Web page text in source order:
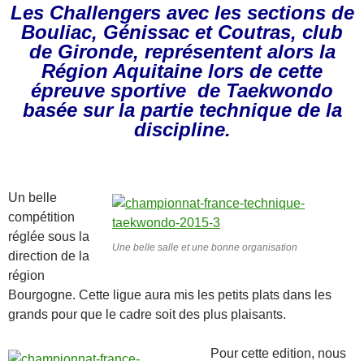
Les Challengers avec les sections de
Bouliac, Génissac et Coutras, club
de Gironde, représentent alors la
Région Aquitaine lors de cette
épreuve sportive de Taekwondo
basée sur la partie technique de la
discipline.
Une belle salle et une bonne organisation
Un belle
compétition
réglée sous la
direction de la
région
Bourgogne. Cette ligue aura mis les petits plats dans les
grands pour que le cadre soit des plus plaisants.
Pour cette edition, nous